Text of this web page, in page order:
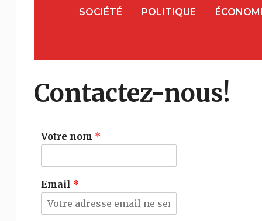
SOCIÉTÉ POLITIQUE
Contactez-nous!
Votre nom *
Email *